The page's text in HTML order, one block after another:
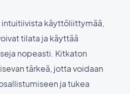
intuitiivista käyttöliittymää,
tilata ja käyttää
nopeasti. Kitkaton
tärkeä, jotta voidaan
ja tukea